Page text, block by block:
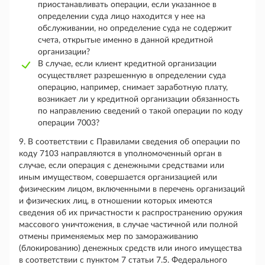
приостанавливать операции, если указанное в
определении суда лицо находится у нее на
обслуживании, но определение суда не содержит
счета, открытые именно в данной кредитной
организации?
В случае, если клиент кредитной организации
осуществляет разрешенную в определении суда
операцию, например, снимает заработную плату,
возникает ли у кредитной организации обязанность
по направлению сведений о такой операции по коду
операции 7003?
9. В соответствии с Правилами сведения об операции по
коду 7103 направляются в уполномоченный орган в
случае, если операция с денежными средствами или
иным имуществом, совершается организацией или
физическим лицом, включенными в перечень организаций
и физических лиц, в отношении которых имеются
сведения об их причастности к распространению оружия
массового уничтожения, в случае частичной или полной
отмены применяемых мер по замораживанию
(блокированию) денежных средств или иного имущества
в соответствии с пунктом 7 статьи 7.5. Федерального